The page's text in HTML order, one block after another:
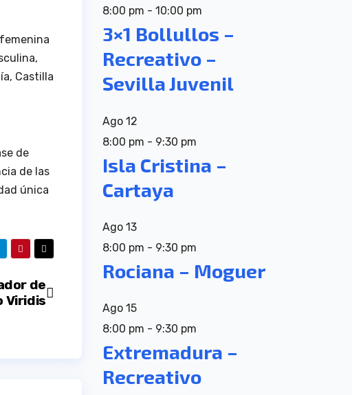
, Castilla
de
de las
única
de
Viridis
8:00 pm - 10:00 pm
3×1 Bollullos –
Recreativo –
Sevilla Juvenil
Ago 12
8:00 pm - 9:30 pm
Isla Cristina –
Cartaya
Ago 13
8:00 pm - 9:30 pm
Rociana – Moguer
Ago 15
8:00 pm - 9:30 pm
Extremadura –
Recreativo